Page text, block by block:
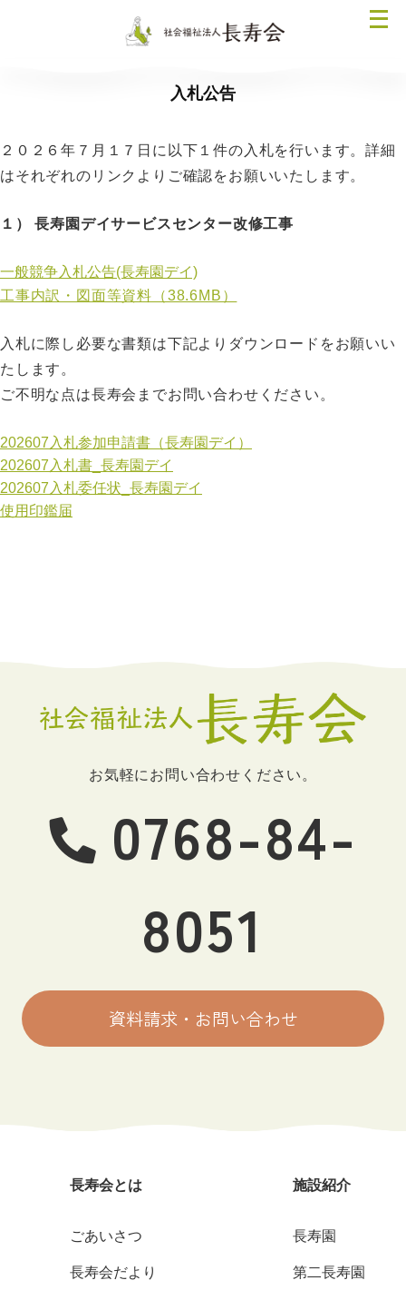
ス
キ
プ
メ
開
入札公告
２０２６年７月１７日に以下１件の入札を行います。詳細
はそれぞれのリンクよりご確認をお願いいたします。
１） 長寿園デイサービスセンター改修工事
一般競争入札公告(長寿園デイ)
工事内訳・図面等資料（38.6MB）
入札に際し必要な書類は下記よりダウンロードをお願いい
たします。
ご不明な点は長寿会までお問い合わせください。
202607入札参加申請書（長寿園デイ）
202607入札書_長寿園デイ
202607入札委任状_長寿園デイ
使用印鑑届
お気軽にお問い合わせください。
0768-84-
8051
資料請求・お問い合わせ
長寿会とは
ごあいさつ
長寿会だより
施設紹介
長寿園
第二長寿園